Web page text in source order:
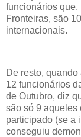
funcionários que,
Fronteiras, são
internacionais.
De resto,
12 funcionários
de Outubro, diz
são só 9 aqueles
participado (se a
conseguiu